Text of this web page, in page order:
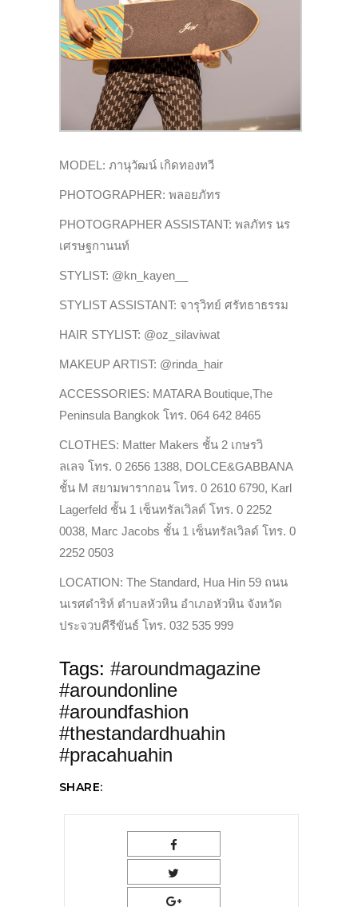
MODEL: ภานุวัฒน์ เกิดทองทวี
PHOTOGRAPHER: พลอยภัทร
PHOTOGRAPHER ASSISTANT: พลภัทร นร
เศรษฐกานนท์
STYLIST: @kn_kayen__
STYLIST ASSISTANT: จารุวิทย์ ศรัทธาธรรม
HAIR STYLIST: @oz_silaviwat
MAKEUP ARTIST: @rinda_hair
ACCESSORIES: MATARA Boutique,The
Peninsula Bangkok โทร. 064 642 8465
CLOTHES: Matter Makers ชั้น 2 เกษรวิ
ลเลจ โทร. 0 2656 1388, DOLCE&GABBANA
ชั้น M สยามพารากอน โทร. 0 2610 6790, Karl
Lagerfeld ชั้น 1 เซ็นทรัลเวิลด์ โทร. 0 2252
0038, Marc Jacobs ชั้น 1 เซ็นทรัลเวิลด์ โทร. 0
2252 0503
LOCATION: The Standard, Hua Hin 59 ถนน
นเรศดำริห์ ตำบลหัวหิน อำเภอหัวหิน จังหวัด
ประจวบคีรีขันธ์ โทร. 032 535 999
Tags: #aroundmagazine
#aroundonline
#aroundfashion
#thestandardhuahin
#pracahuahin
SHARE: